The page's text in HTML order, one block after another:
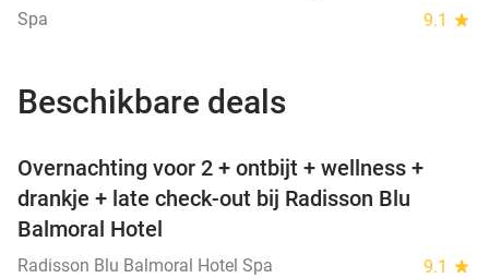
Spa 9.1 star
Beschikbare deals
Overnachting voor 2 + ontbijt + wellness +
drankje + late check-out bij Radisson Blu
Balmoral Hotel
Radisson Blu Balmoral Hotel Spa 9.1 star